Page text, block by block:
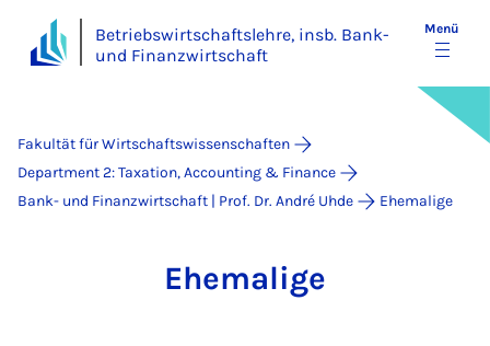
Betriebswirtschaftslehre, insb. Bank-
und Finanzwirtschaft
Menü
Fakultät für Wirtschaftswissenschaften
Department 2: Taxation, Accounting & Finance
Bank- und Finanzwirtschaft | Prof. Dr. André Uhde
Ehemalige
Ehe­ma­li­ge